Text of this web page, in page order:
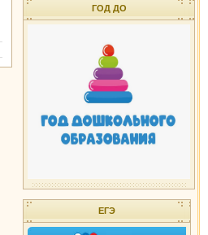
ГОД ДО
ЕГЭ